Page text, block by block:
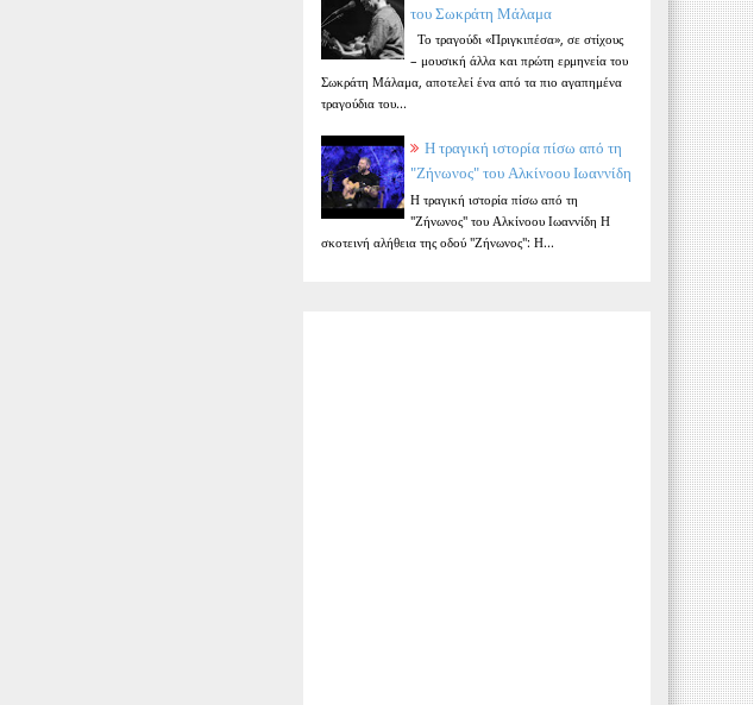
του Σωκράτη Μάλαμα
Το τραγούδι «Πριγκιπέσα», σε στίχους
– μουσική άλλα και πρώτη ερμηνεία του
Σωκράτη Μάλαμα, αποτελεί ένα από τα πιο αγαπημένα
τραγούδια του...
Η τραγική ιστορία πίσω από τη
"Ζήνωνος" του Αλκίνοου Ιωαννίδη
Η τραγική ιστορία πίσω από τη
"Ζήνωνος" του Αλκίνοου Ιωαννίδη Η
σκοτεινή αλήθεια της οδού "Ζήνωνος": Η...